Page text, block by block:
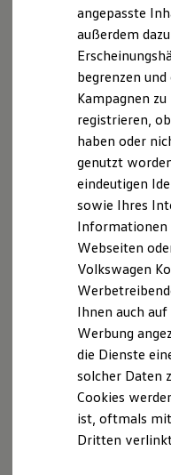
Software und
Die ID.
ID.
Digitale
Hybridautos
Marke und Erlebnis
Volkswagen R
R-Modelle
R
Driving
Volkswagen
Lifestyle Shop
T-Roc
Golf
ID.
R-
GTI
Fußball
we drive
#wedriveproud
Besitzer und Service
Software
Service und
Animationen und
Urheberrechts und
Der Inhalt dieser
kommerziellen
Dritten zugänglich
Änderungen
Seiten
angelegt. Auf
Einfluss. Deshalb
ausdrücklich von
Seiten. Diese
ausgebrachten Links
denen ggf. Banner
Firmendaten .
Transparenz und
innerhalb und
Gruppe für uns
Informationen über
wie Sie einfach
angepasste
außerdem
begrenzen
Kampagnen zu
registrieren,
haben oder
genutzt
eindeutigen
sowie Ihres
Informationen
Webseiten
Volkswagen
Ihnen auch
Werbung
die Dienste
solcher Daten
Cookies
ist, oftmals
Dritten